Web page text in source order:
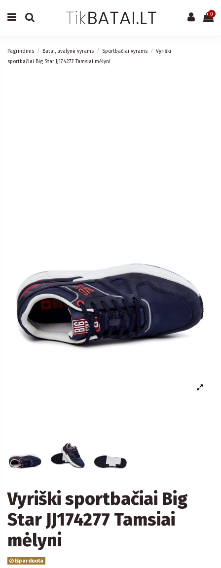
0
Pagrindinis Batai, avalynė vyrams Sportbačiai vyrams
Vyriški
sportbačiai Big Star JJ174277 Tamsiai mėlyni
Vyriški sportbačiai Big
Star JJ174277 Tamsiai
mėlyni
Išparduota